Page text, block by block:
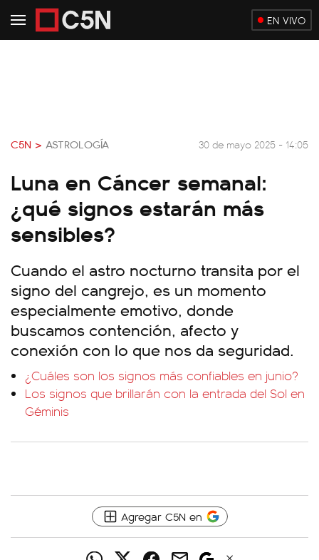
EN VIVO
C5N > ASTROLOGÍA 30 de mayo 2025 - 14:05
Luna en Cáncer semanal:
¿qué signos estarán más
sensibles?
Cuando el astro nocturno transita por el
signo del cangrejo, es un momento
especialmente emotivo, donde
buscamos contención, afecto y
conexión con lo que nos da seguridad.
¿Cuáles son los signos más confiables en junio?
Los signos que brillarán con la entrada del Sol en
Géminis
Agregar C5N en